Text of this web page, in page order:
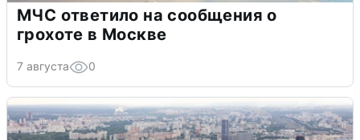
МЧС ответило на сообщения о
грохоте в Москве
7 августа 0